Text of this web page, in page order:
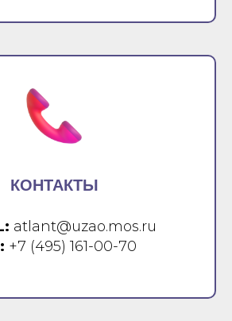
КОНТАКТЫ
atlant@uzao.mos.ru
+7 (495) 161-00-70